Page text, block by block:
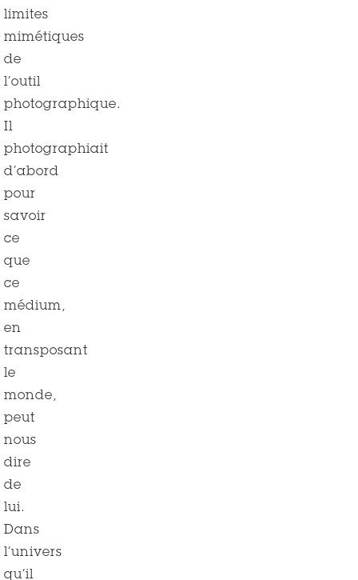
limites
mimétiques
de
l’outil
photographique.
Il
photographiait
d’abord
pour
savoir
ce
que
ce
médium,
en
transposant
le
monde,
peut
nous
dire
de
lui.
Dans
l’univers
qu’il